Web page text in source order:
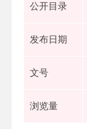
公开目录
发布日期
文号
浏览量